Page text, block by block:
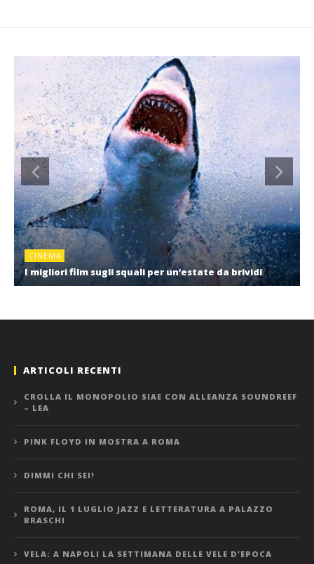
CINEMA
I migliori film sugli squali per un’estate da brividi
ARTICOLI RECENTI
CROLLA IL MONOPOLIO SIAE CON ALLEANZA SOUNDREEF
– LEA
PINK FLOYD IN MOSTRA A ROMA
DIMMI CHI SEI!
ROMA, IL 1 LUGLIO JAZZ E LETTERATURA A PALAZZO
BRASCHI
VELA: A NAPOLI LA SETTIMANA DELLE VELE D’EPOCA